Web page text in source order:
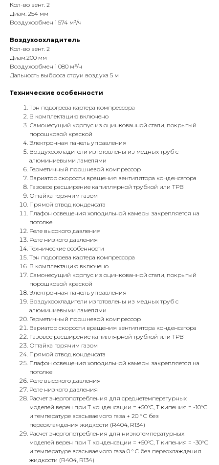
Кол-во вент. 2
Диам. 254 мм
Воздухообмен 1 574 м³/ч
Воздухоохладитель
Кол-во вент. 2
Диам.200 мм
Воздухообмен 1 080 м³/ч
Дальность выброса струи воздуха 5 м
Технические особенности
Тэн подогрева картера компрессора
В комплектацию включено
Самонесущий корпус из оцинкованной стали, покрытый
порошковой краской
Электронная панель управления
Воздухоохладители изготовлены из медных труб с
алюминиевыми ламелями
Герметичный поршневой компрессор
Вариатор скорости вращения вентилятора конденсатора
Газовое расширение капиллярной трубкой или ТРВ
Оттайка горячим газом
Прямой отвод конденсата
Плафон освещения холодильной камеры закрепляется на
потолке
Реле высокого давления
Реле низкого давления
Технические особенности
Тэн подогрева картера компрессора
В комплектацию включено
Самонесущий корпус из оцинкованной стали, покрытый
порошковой краской
Электронная панель управления
Воздухоохладители изготовлены из медных труб с
алюминиевыми ламелями
Герметичный поршневой компрессор
Вариатор скорости вращения вентилятора конденсатора
Газовое расширение капиллярной трубкой или ТРВ
Оттайка горячим газом
Прямой отвод конденсата
Плафон освещения холодильной камеры закрепляется на
потолке
Реле высокого давления
Реле низкого давления
Расчет энергопотребления для среднетемпературных
моделей верен при Т конденсации = +50°C, Т кипения = -10°С
и температуре всасываемого газа + 20 ° C без
переохлаждения жидкости (R404, R134)
Расчет энергопотребления для низкотемпературных
моделей верен при Т конденсации = +50°C, Т кипения = -30°С
и температуре всасываемого газа 0 ° C без переохлаждения
жидкости (R404, R134)